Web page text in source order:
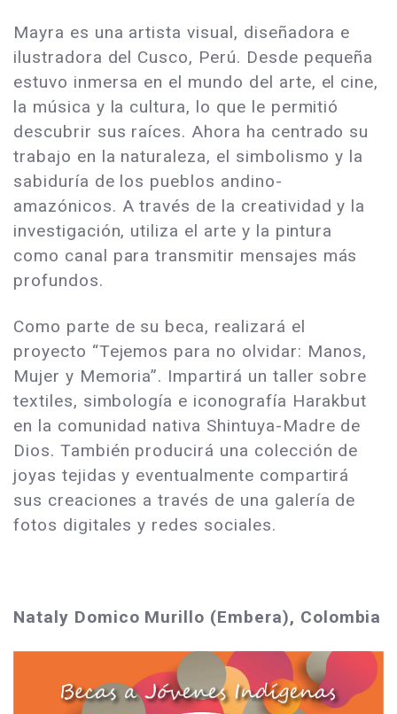
Mayra es una artista visual, diseñadora e
ilustradora del Cusco, Perú. Desde pequeña
estuvo inmersa en el mundo del arte, el cine,
la música y la cultura, lo que le permitió
descubrir sus raíces. Ahora ha centrado su
trabajo en la naturaleza, el simbolismo y la
sabiduría de los pueblos andino-
amazónicos. A través de la creatividad y la
investigación, utiliza el arte y la pintura
como canal para transmitir mensajes más
profundos.
Como parte de su beca, realizará el
proyecto “Tejemos para no olvidar: Manos,
Mujer y Memoria”. Impartirá un taller sobre
textiles, simbología e iconografía Harakbut
en la comunidad nativa Shintuya-Madre de
Dios. También producirá una colección de
joyas tejidas y eventualmente compartirá
sus creaciones a través de una galería de
fotos digitales y redes sociales.
Nataly Domico Murillo (Embera), Colombia